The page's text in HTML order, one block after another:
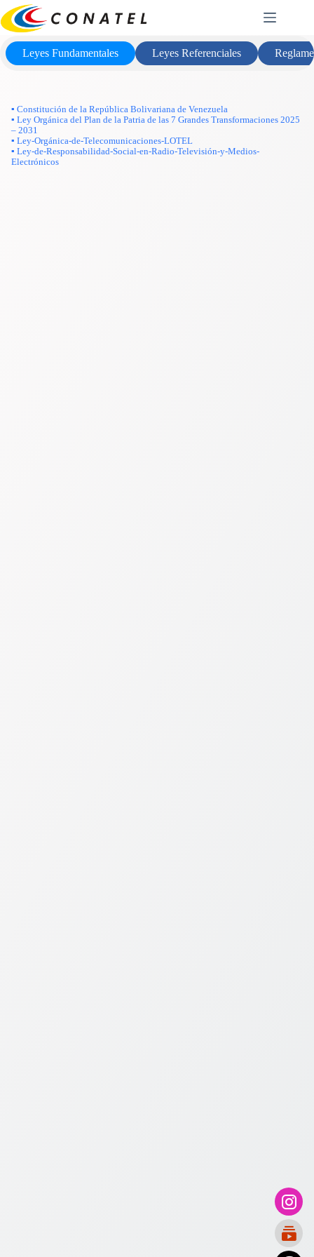
Saltar
al
contenido
Marco Legal
Leyes Fundamentales Leyes Referenciales
▪ Constitución de la República Bolivariana de Venezuela
▪ Ley Orgánica del Plan de la Patria de las 7 Grandes Transformaciones 2025
– 2031
▪ Ley-Orgánica-de-Telecomunicaciones-LOTEL
▪ Ley-de-Responsabilidad-Social-en-Radio-Televisión-y-Medios-
Electrónicos